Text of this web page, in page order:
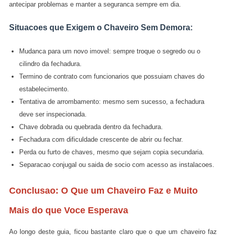
antecipar problemas e manter a seguranca sempre em dia.
Situacoes que Exigem o Chaveiro Sem Demora:
Mudanca para um novo imovel: sempre troque o segredo ou o
cilindro da fechadura.
Termino de contrato com funcionarios que possuiam chaves do
estabelecimento.
Tentativa de arrombamento: mesmo sem sucesso, a fechadura
deve ser inspecionada.
Chave dobrada ou quebrada dentro da fechadura.
Fechadura com dificuldade crescente de abrir ou fechar.
Perda ou furto de chaves, mesmo que sejam copia secundaria.
Separacao conjugal ou saida de socio com acesso as instalacoes.
Conclusao: O Que um Chaveiro Faz e Muito
Mais do que Voce Esperava
Ao longo deste guia, ficou bastante claro que o que um chaveiro faz